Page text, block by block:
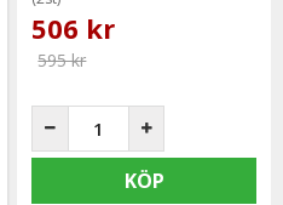
506 kr
595 kr
KÖP